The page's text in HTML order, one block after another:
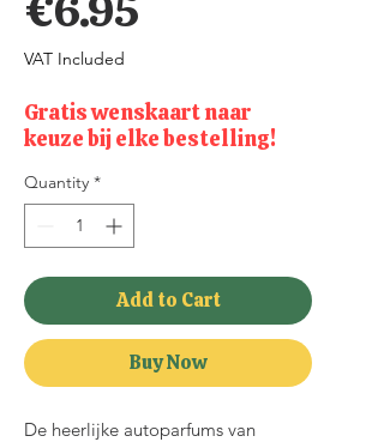
€6.95
VAT Included
Gratis wenskaart naar
keuze bij elke bestelling!
Quantity *
Add to Cart
Buy Now
De heerlijke autoparfums van